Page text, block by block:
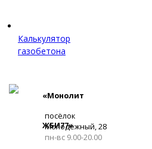
Калькулятор
газобетона
«Монолит
ЖБИ77»
посёлок
Молодёжный, 28
пн-вс 9.00-20.00